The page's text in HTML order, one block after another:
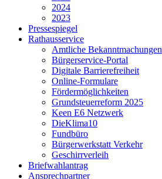
2024
2023
Pressespiegel
Rathausservice
Amtliche Bekanntmachungen
Bürgerservice-Portal
Digitale Barrierefreiheit
Online-Formulare
Fördermöglichkeiten
Grundsteuerreform 2025
Keen E6 Netzwerk
DieKlima10
Fundbüro
Bürgerwerkstatt Verkehr
Geschirrverleih
Briefwahlantrag
Ansprechpartner